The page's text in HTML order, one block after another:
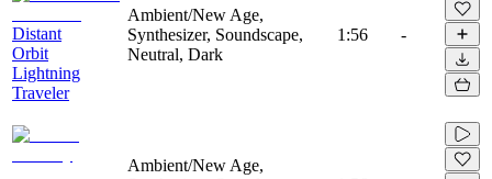
Distant
Orbit
Lightning
Traveler
Ambient/New Age,
Synthesizer, Soundscape,
Neutral, Dark
1:56 -
Ambient/New Age,